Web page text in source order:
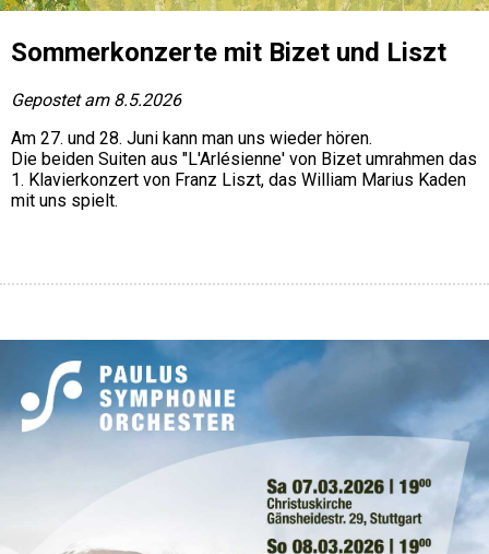
Sommerkonzerte mit Bizet und Liszt
Gepostet am 8.5.2026
Am 27. und 28. Juni kann man uns wieder hören.
Die beiden Suiten aus "L'Arlésienne' von Bizet umrahmen das
1. Klavierkonzert von Franz Liszt, das William Marius Kaden
mit uns spielt.